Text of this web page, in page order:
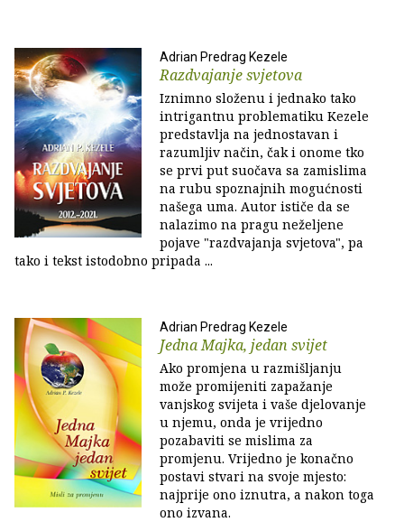
Adrian Predrag Kezele
Razdvajanje svjetova
Iznimno složenu i jednako tako
intrigantnu problematiku Kezele
predstavlja na jednostavan i
razumljiv način, čak i onome tko
se prvi put suočava sa zamislima
na rubu spoznajnih mogućnosti
našega uma. Autor ističe da se
nalazimo na pragu neželjene
pojave "razdvajanja svjetova", pa
tako i tekst istodobno pripada ...
Adrian Predrag Kezele
Jedna Majka, jedan svijet
Ako promjena u razmišljanju
može promijeniti zapažanje
vanjskog svijeta i vaše djelovanje
u njemu, onda je vrijedno
pozabaviti se mislima za
promjenu. Vrijedno je konačno
postavi stvari na svoje mjesto:
najprije ono iznutra, a nakon toga
ono izvana.